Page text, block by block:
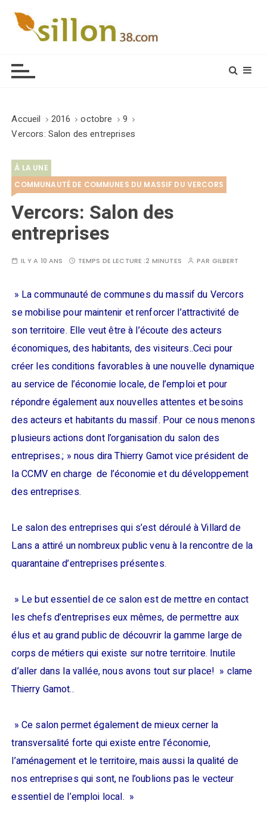
Accueil 2016 octobre
9
Vercors: Salon des entreprises
À LA UNE
COMMUNAUTÉ DE COMMUNES DU MASSIF DU VERCORS
Vercors: Salon des
entreprises
IL Y A 10 ANS TEMPS DE LECTURE :2 MINUTES PAR GILBERT
» La communauté de communes du massif du Vercors
se mobilise pour maintenir et renforcer l’attractivité de
son territoire. Elle veut être à l’écoute des acteurs
économiques, des habitants, des visiteurs..Ceci pour
créer les conditions favorables à une nouvelle dynamique
au service de l’économie locale, de l’emploi et pour
répondre également aux nouvelles attentes et besoins
des acteurs et habitants du massif. Pour ce nous menons
plusieurs actions dont l’organisation du salon des
entreprises.; » nous dira Thierry Gamot vice président de
la CCMV en charge de l’économie et du développement
des entreprises.
Le salon des entreprises qui s’est déroulé à Villard de
Lans a attiré un nombreux public venu à la rencontre de la
quarantaine d’entreprises présentes.
» Le but essentiel de ce salon est de mettre en contact
les chefs d’entreprises eux mêmes, de permettre aux
élus et au grand public de découvrir la gamme large de
corps de métiers qui existe sur notre territoire. Inutile
d’aller dans la vallée, nous avons tout sur place! » clame
Thierry Gamot..
» Ce salon permet également de mieux cerner la
transversalité forte qui existe entre l’économie,
l’aménagement et le territoire, mais aussi la qualité de
nos entreprises qui sont, ne l’oublions pas le vecteur
essentiel de l’emploi local. »